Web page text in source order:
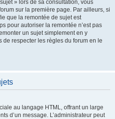
» lors de sa consultation, vous
sur la première page. Par ailleurs, si
que la remontée de sujet est
pour autoriser la remontée n’est pas
un sujet simplement en y
respecter les règles du forum en le
au langage HTML, offrant un large
d’un message. L’administrateur peut